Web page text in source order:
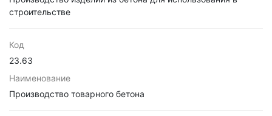
строительстве
Код
23.63
Наименование
Производство товарного бетона